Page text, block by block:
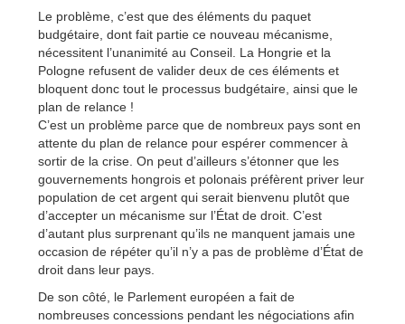
Le problème, c’est que des éléments du paquet
budgétaire, dont fait partie ce nouveau mécanisme,
nécessitent l’unanimité au Conseil. La Hongrie et la
Pologne refusent de valider deux de ces éléments et
bloquent donc tout le processus budgétaire, ainsi que le
plan de relance !
C’est un problème parce que de nombreux pays sont en
attente du plan de relance pour espérer commencer à
sortir de la crise. On peut d’ailleurs s’étonner que les
gouvernements hongrois et polonais préfèrent priver leur
population de cet argent qui serait bienvenu plutôt que
d’accepter un mécanisme sur l’État de droit. C’est
d’autant plus surprenant qu’ils ne manquent jamais une
occasion de répéter qu’il n’y a pas de problème d’État de
droit dans leur pays.
De son côté, le Parlement européen a fait de
nombreuses concessions pendant les négociations afin